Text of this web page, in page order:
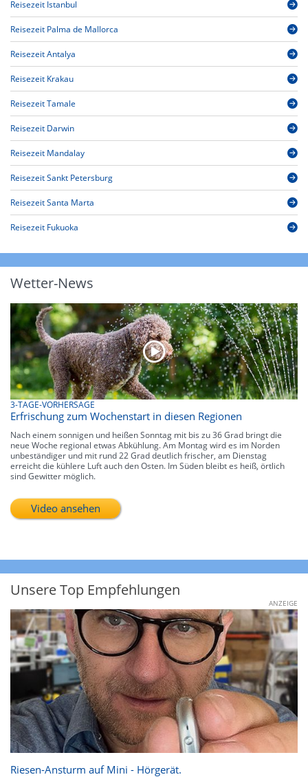
Reisezeit Istanbul
Reisezeit Palma de Mallorca
Reisezeit Antalya
Reisezeit Krakau
Reisezeit Tamale
Reisezeit Darwin
Reisezeit Mandalay
Reisezeit Sankt Petersburg
Reisezeit Santa Marta
Reisezeit Fukuoka
Wetter-News
3-TAGE-VORHERSAGE
Erfrischung zum Wochenstart in diesen Regionen
Nach einem sonnigen und heißen Sonntag mit bis zu 36 Grad bringt die
neue Woche regional etwas Abkühlung. Am Montag wird es im Norden
unbeständiger und mit rund 22 Grad deutlich frischer, am Dienstag
erreicht die kühlere Luft auch den Osten. Im Süden bleibt es heiß, örtlich
sind Gewitter möglich.
Video ansehen
Unsere Top Empfehlungen
ANZEIGE
Riesen-Ansturm auf Mini - Hörgerät.